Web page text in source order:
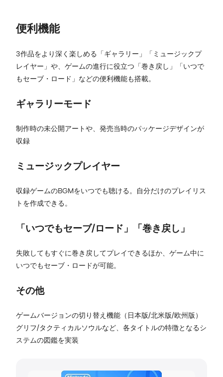
便利機能
3作品をより深く楽しめる「ギャラリー」「ミュージックプ
レイヤー」や、ゲームの進行に役立つ「巻き戻し」「いつで
もセーブ・ロード」などの便利機能も搭載。
ギャラリーモード
制作時の未公開アートや、発売当時のパッケージデザインが
収録
ミュージックプレイヤー
収録ゲームのBGMをいつでも聴ける。自分だけのプレイリス
トを作成できる。
「いつでもセーブ/ロード」「巻き戻し」
失敗してもすぐに巻き戻してプレイできるほか、ゲーム中に
いつでもセーブ・ロードが可能。
その他
ゲームバージョンの切り替え機能（日本版/北米版/欧州版）
グリフ/タクティカルソウルなど、各タイトルの特徴となるシ
ステムの図鑑を実装